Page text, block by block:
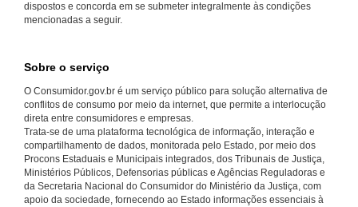
dispostos e concorda em se submeter integralmente às condições
mencionadas a seguir.
Sobre o serviço
O Consumidor.gov.br é um serviço público para solução alternativa de
conflitos de consumo por meio da internet, que permite a interlocução
direta entre consumidores e empresas.
Trata-se de uma plataforma tecnológica de informação, interação e
compartilhamento de dados, monitorada pelo Estado, por meio dos
Procons Estaduais e Municipais integrados, dos Tribunais de Justiça,
Ministérios Públicos, Defensorias públicas e Agências Reguladoras e
da Secretaria Nacional do Consumidor do Ministério da Justiça, com
apoio da sociedade, fornecendo ao Estado informações essenciais à